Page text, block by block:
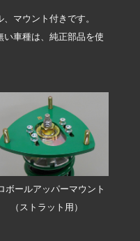
マウント付きです。
車種は、純正部品を使
ボールアッパーマウント
（ストラット用）